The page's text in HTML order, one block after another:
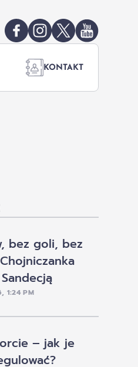
KONTAKT
bez goli, bez
1:24 PM
– jak je